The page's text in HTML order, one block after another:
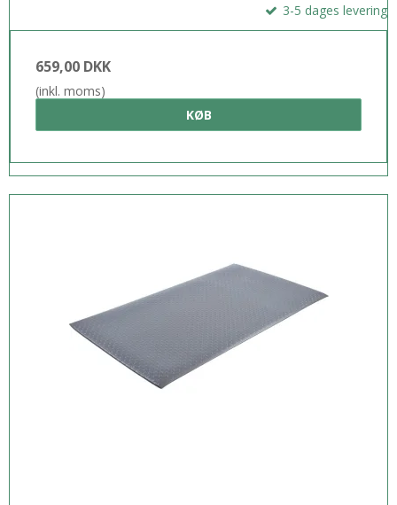
3-5 dages levering
659,00 DKK
(inkl. moms)
KØB